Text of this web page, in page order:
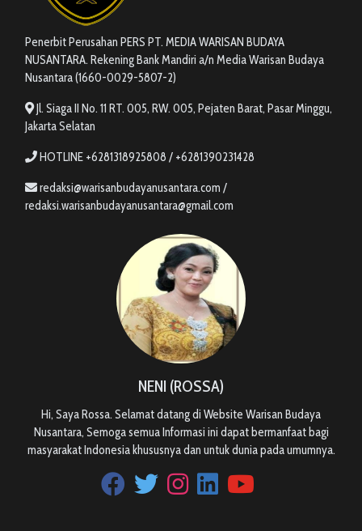
Penerbit Perusahan PERS PT. MEDIA WARISAN BUDAYA
NUSANTARA. Rekening Bank Mandiri a/n Media Warisan Budaya
Nusantara (1660-0029-5807-2)
Jl. Siaga II No. 11 RT. 005, RW. 005, Pejaten Barat, Pasar Minggu,
Jakarta Selatan
HOTLINE +6281318925808 / +6281390231428
redaksi@warisanbudayanusantara.com /
redaksi.warisanbudayanusantara@gmail.com
NENI (ROSSA)
Hi, Saya Rossa. Selamat datang di Website Warisan Budaya
Nusantara, Semoga semua Informasi ini dapat bermanfaat bagi
masyarakat Indonesia khususnya dan untuk dunia pada umumnya.